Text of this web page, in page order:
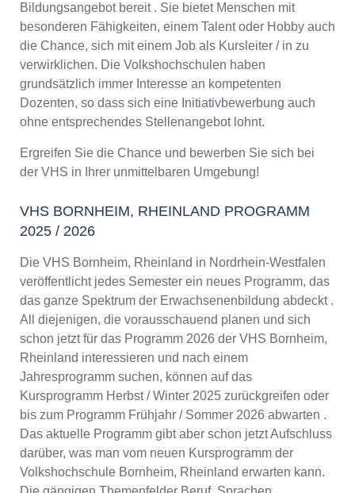
Bildungsangebot bereit . Sie bietet Menschen mit
besonderen Fähigkeiten, einem Talent oder Hobby auch
die Chance, sich mit einem Job als Kursleiter / in zu
verwirklichen. Die Volkshochschulen haben
grundsätzlich immer Interesse an kompetenten
Dozenten, so dass sich eine Initiativbewerbung auch
ohne entsprechendes Stellenangebot lohnt.
Ergreifen Sie die Chance und bewerben Sie sich bei
der VHS in Ihrer unmittelbaren Umgebung!
VHS BORNHEIM, RHEINLAND PROGRAMM
2025 / 2026
Die VHS Bornheim, Rheinland in Nordrhein-Westfalen
veröffentlicht jedes Semester ein neues Programm, das
das ganze Spektrum der Erwachsenenbildung abdeckt .
All diejenigen, die vorausschauend planen und sich
schon jetzt für das Programm 2026 der VHS Bornheim,
Rheinland interessieren und nach einem
Jahresprogramm suchen, können auf das
Kursprogramm Herbst / Winter 2025 zurückgreifen oder
bis zum Programm Frühjahr / Sommer 2026 abwarten .
Das aktuelle Programm gibt aber schon jetzt Aufschluss
darüber, was man vom neuen Kursprogramm der
Volkshochschule Bornheim, Rheinland erwarten kann.